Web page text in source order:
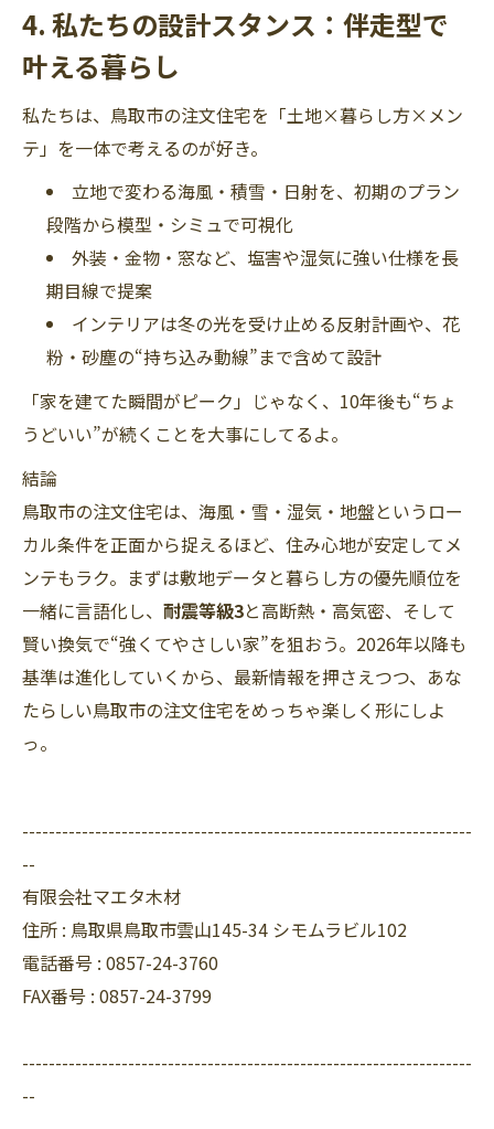
4. 私たちの設計スタンス：伴走型で
叶える暮らし
私たちは、鳥取市の注文住宅を「土地×暮らし方×メン
テ」を一体で考えるのが好き。
立地で変わる海風・積雪・日射を、初期のプラン
段階から模型・シミュで可視化
外装・金物・窓など、塩害や湿気に強い仕様を長
期目線で提案
インテリアは冬の光を受け止める反射計画や、花
粉・砂塵の“持ち込み動線”まで含めて設計
「家を建てた瞬間がピーク」じゃなく、10年後も“ちょ
うどいい”が続くことを大事にしてるよ。
結論
鳥取市の注文住宅は、海風・雪・湿気・地盤というロー
カル条件を正面から捉えるほど、住み心地が安定してメ
ンテもラク。まずは敷地データと暮らし方の優先順位を
一緒に言語化し、 耐震等級3と高断熱・高気密、そして
賢い換気で“強くてやさしい家”を狙おう。2026年以降も
基準は進化していくから、最新情報を押さえつつ、あな
たらしい鳥取市の注文住宅をめっちゃ楽しく形にしよ
っ。
--------------------------------------------------------------------
--
有限会社マエタ木材
住所 : 鳥取県鳥取市雲山145-34 シモムラビル102
電話番号 : 0857-24-3760
FAX番号 : 0857-24-3799
--------------------------------------------------------------------
--